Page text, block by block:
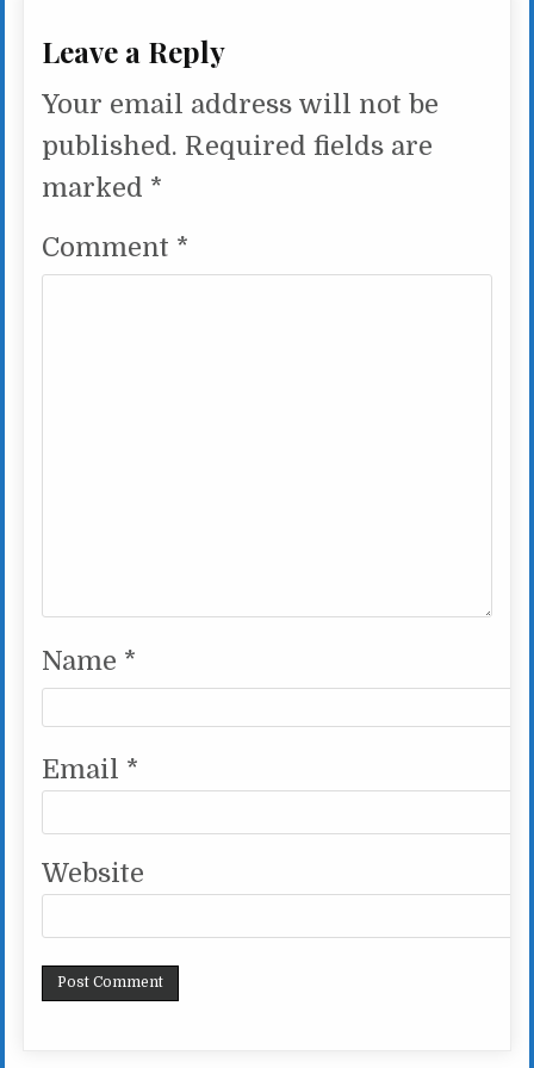
Leave a Reply
Your email address will not be
published. Required fields are
marked *
Comment *
Name *
Email *
Website